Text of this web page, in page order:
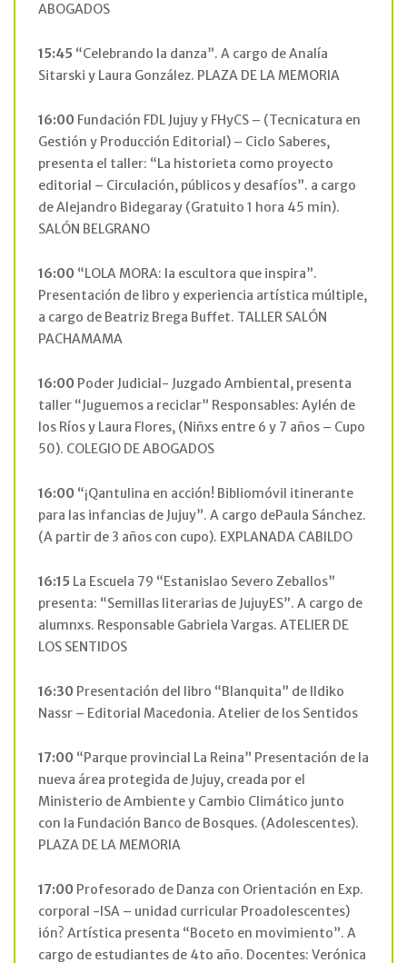
ABOGADOS
15:45 “Celebrando la danza”. A cargo de Analía
Sitarski y Laura González. PLAZA DE LA MEMORIA
16:00 Fundación FDL Jujuy y FHyCS – (Tecnicatura en
Gestión y Producción Editorial) – Ciclo Saberes,
presenta el taller: “La historieta como proyecto
editorial – Circulación, públicos y desafíos”. a cargo
de Alejandro Bidegaray (Gratuito 1 hora 45 min).
SALÓN BELGRANO
16:00 “LOLA MORA: la escultora que inspira”.
Presentación de libro y experiencia artística múltiple,
a cargo de Beatriz Brega Buffet. TALLER SALÓN
PACHAMAMA
16:00 Poder Judicial- Juzgado Ambiental, presenta
taller “Juguemos a reciclar” Responsables: Aylén de
los Ríos y Laura Flores, (Niñxs entre 6 y 7 años – Cupo
50). COLEGIO DE ABOGADOS
16:00 “¡Qantulina en acción! Bibliomóvil itinerante
para las infancias de Jujuy”. A cargo dePaula Sánchez.
(A partir de 3 años con cupo). EXPLANADA CABILDO
16:15 La Escuela 79 “Estanislao Severo Zeballos”
presenta: “Semillas literarias de JujuyES”. A cargo de
alumnxs. Responsable Gabriela Vargas. ATELIER DE
LOS SENTIDOS
16:30 Presentación del libro “Blanquita” de Ildiko
Nassr – Editorial Macedonia. Atelier de los Sentidos
17:00 “Parque provincial La Reina” Presentación de la
nueva área protegida de Jujuy, creada por el
Ministerio de Ambiente y Cambio Climático junto
con la Fundación Banco de Bosques. (Adolescentes).
PLAZA DE LA MEMORIA
17:00 Profesorado de Danza con Orientación en Exp.
corporal -ISA – unidad curricular Proadolescentes)
ión? Artística presenta “Boceto en movimiento”. A
cargo de estudiantes de 4to año. Docentes: Verónica